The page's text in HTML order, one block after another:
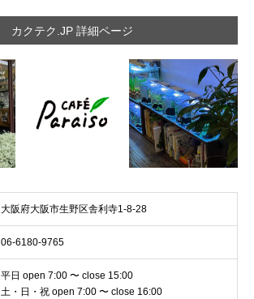
カクテク.JP 詳細ページ
大阪府大阪市生野区舎利寺1-8-28
06-6180-9765
平日 open 7:00 〜 close 15:00
土・日・祝 open 7:00 〜 close 16:00